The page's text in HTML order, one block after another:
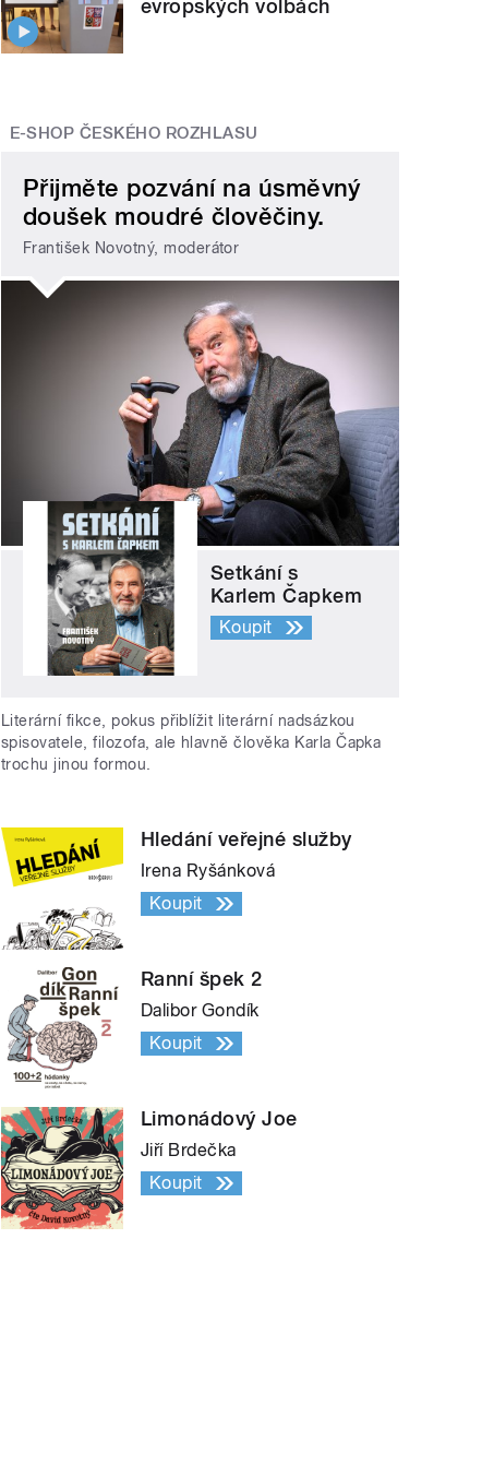
evropských volbách
E-SHOP ČESKÉHO ROZHLASU
Přijměte pozvání na úsměvný
doušek moudré člověčiny.
František Novotný, moderátor
Setkání s
Karlem Čapkem
Koupit
Literární fikce, pokus přiblížit literární nadsázkou
spisovatele, filozofa, ale hlavně člověka Karla Čapka
trochu jinou formou.
Hledání veřejné služby
Irena Ryšánková
Koupit
Ranní špek 2
Dalibor Gondík
Koupit
Limonádový Joe
Jiří Brdečka
Koupit